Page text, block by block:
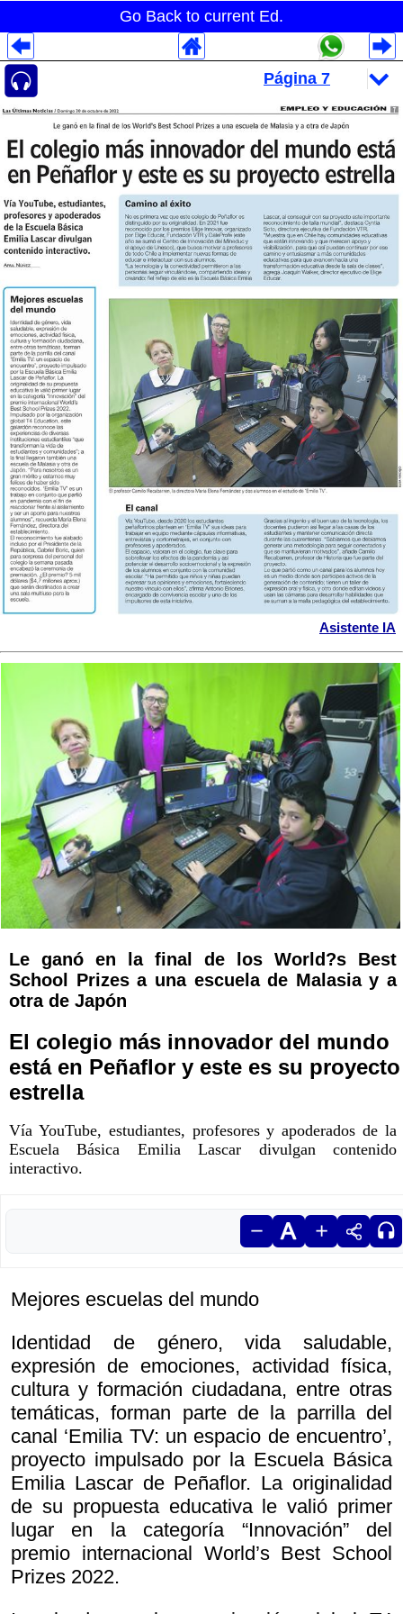
Go Back to current Ed.
Asistente IA
Le ganó en la final de los World?s Best
School Prizes a una escuela de Malasia y a
otra de Japón
El colegio más innovador del mundo
está en Peñaflor y este es su proyecto
estrella
Vía YouTube, estudiantes, profesores y apoderados de la
Escuela Básica Emilia Lascar divulgan contenido
interactivo.
Mejores escuelas del mundo
Identidad de género, vida saludable,
expresión de emociones, actividad física,
cultura y formación ciudadana, entre otras
temáticas, forman parte de la parrilla del
canal ‘Emilia TV: un espacio de encuentro’,
proyecto impulsado por la Escuela Básica
Emilia Lascar de Peñaflor. La originalidad
de su propuesta educativa le valió primer
lugar en la categoría “Innovación” del
premio internacional World’s Best School
Prizes 2022.
Despliegues Analytics
Despliegues Totales
Despliegues por Rubros